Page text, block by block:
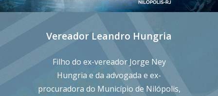
Vereador Leandro Hungria
Filho do ex-vereador Jorge Ney
Hungria e da advogada e ex-
procuradora do Município de Nilópolis,